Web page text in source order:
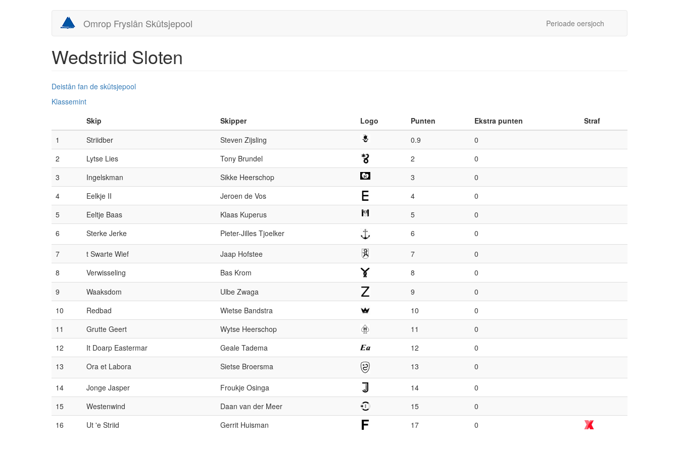
Omrop Fryslân Skûtsjepool Perioade oersjoch
Wedstriid Sloten
Deistân fan de skûtsjepool
Klassemint
Skip
Skipper Logo Punten Ekstra punten
Straf
1
Striidber Steven Zijsling 0.9
0
2
Lytse Lies Tony Brundel 2
0
3
Ingelskman Sikke Heerschop 3
0
4
Eelkje II Jeroen de Vos 4
0
5
Eeltje Baas Klaas Kuperus 5
0
6
Sterke Jerke Pieter-Jilles Tjoelker 6 0
7 t Swarte Wief Jaap Hofstee 7
0
8
Verwisseling Bas Krom 8
0
9
Waaksdom Ulbe Zwaga 9
0
10
Redbad Wietse Bandstra 10
0
11
Grutte Geert Wytse Heerschop 11
0
12
It Doarp Eastermar Geale Tadema 12
0
13
Ora et Labora Sietse Broersma 13 0
14 Jonge Jasper Froukje Osinga 14
0
15
Westenwind Daan van der Meer 15
0
16
Ut 'e Striid Gerrit Huisman 17 0